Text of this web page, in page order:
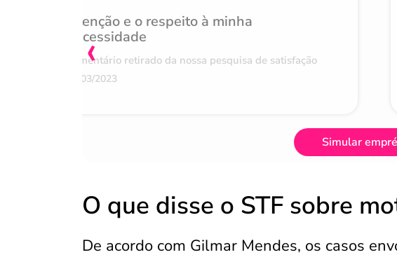
Atenção e o respeito à minha
necessidade
Comentário retirado da nossa pesquisa de satisfação
07/03/2023
‹
Simular
O que disse o STF sobre
De acordo com Gilmar Mendes, os casos